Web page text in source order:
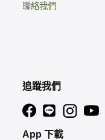
聯絡我們
追蹤我們
App 下載